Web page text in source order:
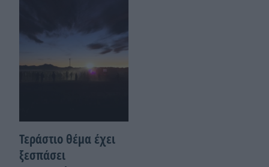
Τεράστιο θέμα έχει
ξεσπάσει